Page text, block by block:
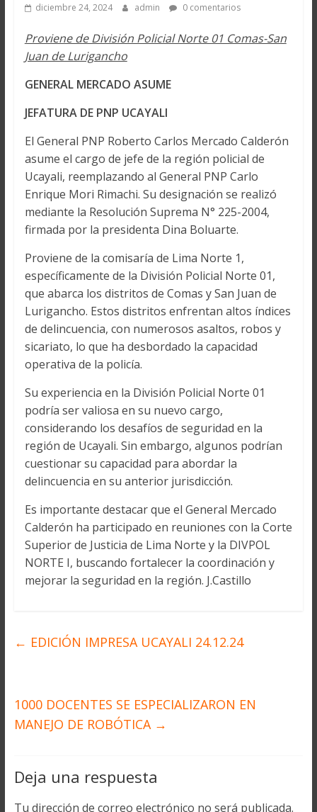
diciembre 24, 2024 admin 0 comentarios
Proviene de División Policial Norte 01 Comas-San
Juan de Lurigancho
GENERAL MERCADO ASUME
JEFATURA DE PNP UCAYALI
El General PNP Roberto Carlos Mercado Calderón
asume el cargo de jefe de la región policial de
Ucayali, reemplazando al General PNP Carlo
Enrique Mori Rimachi. Su designación se realizó
mediante la Resolución Suprema N° 225-2004,
firmada por la presidenta Dina Boluarte.
Proviene de la comisaría de Lima Norte 1,
específicamente de la División Policial Norte 01,
que abarca los distritos de Comas y San Juan de
Lurigancho. Estos distritos enfrentan altos índices
de delincuencia, con numerosos asaltos, robos y
sicariato, lo que ha desbordado la capacidad
operativa de la policía.
Su experiencia en la División Policial Norte 01
podría ser valiosa en su nuevo cargo,
considerando los desafíos de seguridad en la
región de Ucayali. Sin embargo, algunos podrían
cuestionar su capacidad para abordar la
delincuencia en su anterior jurisdicción.
Es importante destacar que el General Mercado
Calderón ha participado en reuniones con la Corte
Superior de Justicia de Lima Norte y la DIVPOL
NORTE I, buscando fortalecer la coordinación y
mejorar la seguridad en la región. J.Castillo
← EDICIÓN IMPRESA UCAYALI 24.12.24
1000 DOCENTES SE ESPECIALIZARON EN
MANEJO DE ROBÓTICA →
Deja una respuesta
Tu dirección de correo electrónico no será publicada.